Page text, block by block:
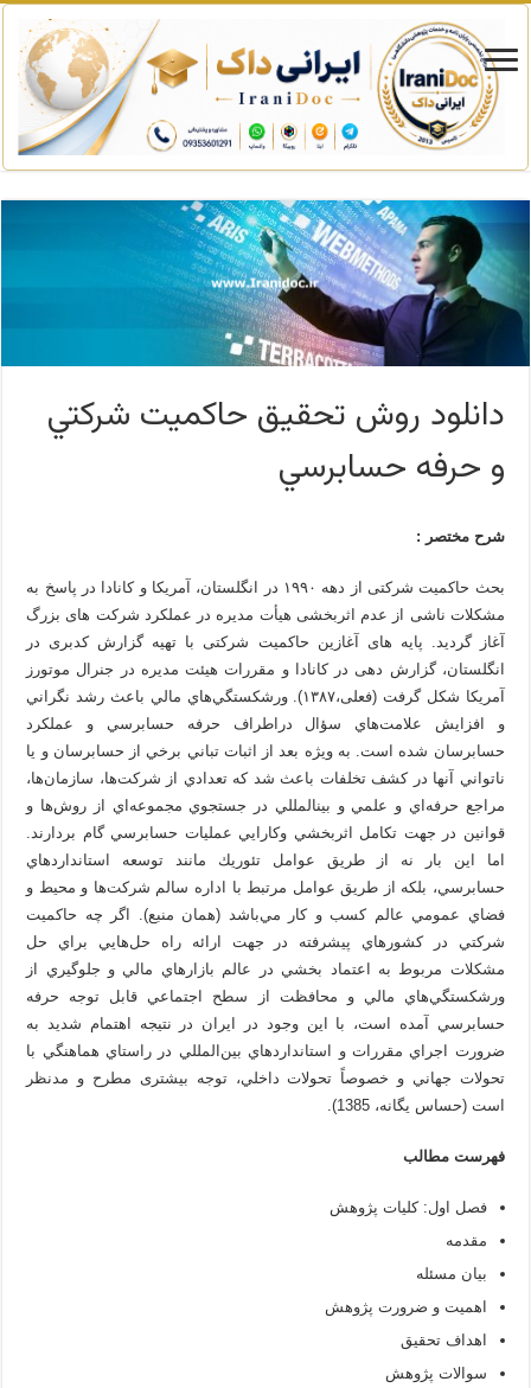
دانلود روش تحقیق حاكميت شركتي
و حرفه حسابرسي
شرح مختصر :
بحث حاکمیت شرکتی از دهه ۱۹۹۰ در انگلستان، آمریکا و کانادا در پاسخ به
مشکلات ناشی از عدم اثربخشی هیأت مدیره در عملکرد شرکت های بزرگ
آغاز گردید. پایه های آغازین حاکمیت شرکتی با تهیه گزارش کدبری در
انگلستان، گزارش دهی در کانادا و مقررات هیئت مدیره در جنرال موتورز
آمریکا شکل گرفت (فعلی،۱۳۸۷). ورشكستگي‌هاي مالي باعث رشد نگراني
و افزايش علامت‌هاي سؤال دراطراف حرفه‌ حسابرسي و عملكرد
حسابرسان شده است. به ويژه بعد از اثبات تباني برخي از حسابرسان و يا
ناتواني آن­ها در كشف تخلفات باعث شد كه تعدادي از شركت‌ها، سازمان‌ها،
مراجع حرفه‌اي و علمي و بين­المللي در جستجوي مجموعه‌اي از روش‌ها و
قوانين در جهت تكامل اثربخشي وكارايي عمليات حسابرسي گام بردارند.
اما اين بار نه از طريق عوامل تئوريك مانند توسعه استانداردهاي
حسابرسي، بلكه از طريق عوامل مرتبط با اداره سالم شركت‌ها و محيط و
فضاي عمومي عالم كسب و كار مي‌باشد (همان منبع). اگر چه حاكميت
شركتي در كشورهاي پيشرفته در جهت ارائه راه حل‌هايي براي حل
مشكلات مربوط به اعتماد بخشي در عالم بازارهاي مالي و جلوگيري از
ورشكستگي‌هاي مالي و محافظت از سطح اجتماعي قابل توجه حرفه
حسابرسي آمده است، با اين وجود در ايران در نتيجه اهتمام شديد به
ضرورت اجراي مقررات و استانداردهاي بين‌‌‌المللي در راستاي هماهنگي با
تحولات جهاني و خصوصاً تحولات داخلي، توجه بیش­تری مطرح و مدنظر
است (حساس يگانه، 1385).
فهرست مطالب
فصل اول: کلیات پژوهش
مقدمه
بیان مسئله
اهمیت و ضرورت پژوهش
اهداف تحقیق
سوالات پژوهش